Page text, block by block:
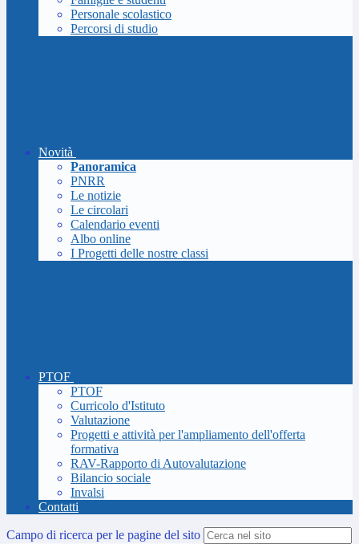
Personale scolastico
Percorsi di studio
Novità
Panoramica
PNRR
Le notizie
Le circolari
Calendario eventi
Albo online
I Progetti delle nostre classi
PTOF
PTOF
Curricolo d'Istituto
Valutazione
Progetti e attività per l'ampliamento dell'offerta
formativa
RAV-Rapporto di Autovalutazione
Bilancio sociale
Invalsi
Contatti
Campo di ricerca per le pagine del sito